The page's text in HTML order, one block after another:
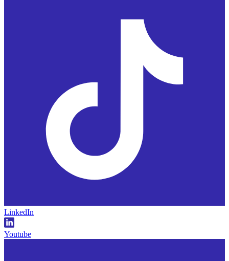
LinkedIn
Youtube